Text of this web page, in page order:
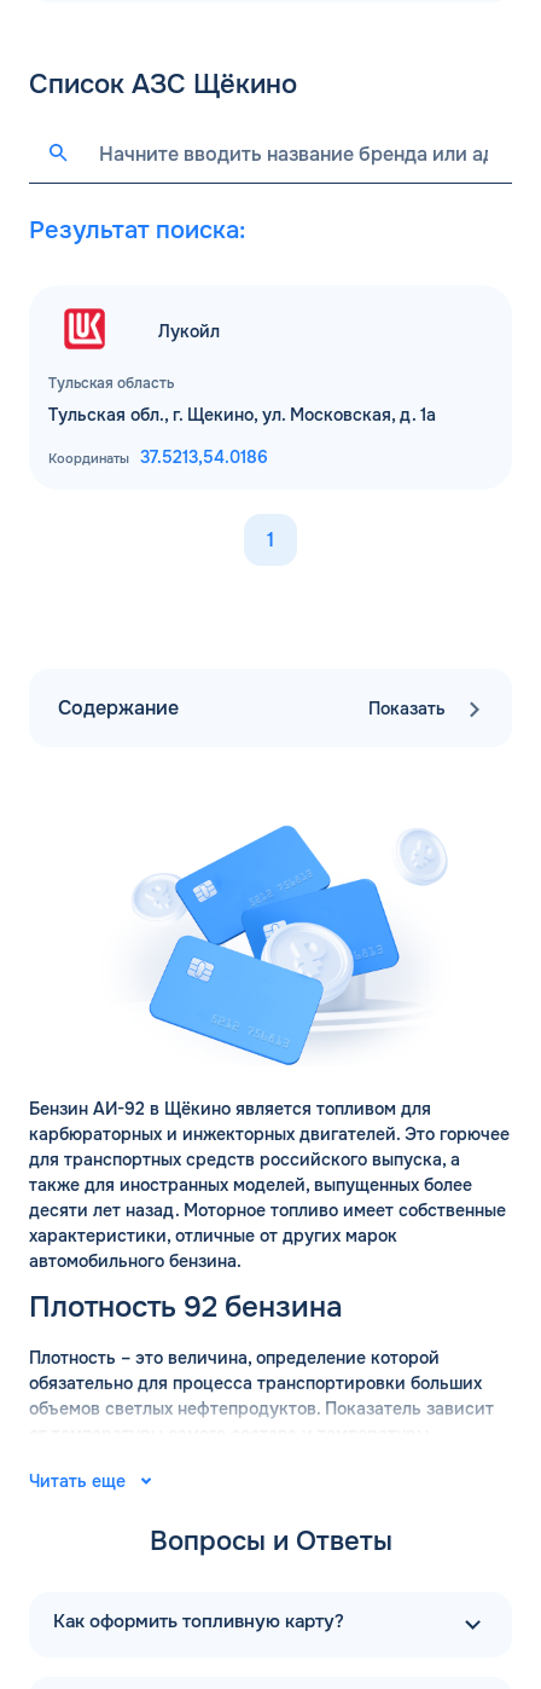
Список АЗС Щёкино
Результат поиска:
Тульская область
Лукойл
Тульская обл., г. Щекино, ул. Московская, д. 1а
Координаты 37.5213,54.0186
1
Содержание Показать
Бензин АИ-92 в Щёкино является топливом для
карбюраторных и инжекторных двигателей. Это горючее
для транспортных средств российского выпуска, а
также для иностранных моделей, выпущенных более
десяти лет назад. Моторное топливо имеет собственные
характеристики, отличные от других марок
автомобильного бензина.
Плотность 92 бензина
Плотность – это величина, определение которой
обязательно для процесса транспортировки больших
объемов светлых нефтепродуктов. Показатель зависит
плотности бензина используются готовые таблицы.
в сторону уменьшения или увеличения.
43,6 МДж/кг с небольшой погрешностью. Показатель не
Читать еще
Вопросы и Ответы
Как оформить топливную карту?